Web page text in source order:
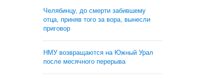
Челябинцу, до смерти забившему
отца, приняв того за вора, вынесли
приговор
НМУ возвращаются на Южный Урал
после месячного перерыва